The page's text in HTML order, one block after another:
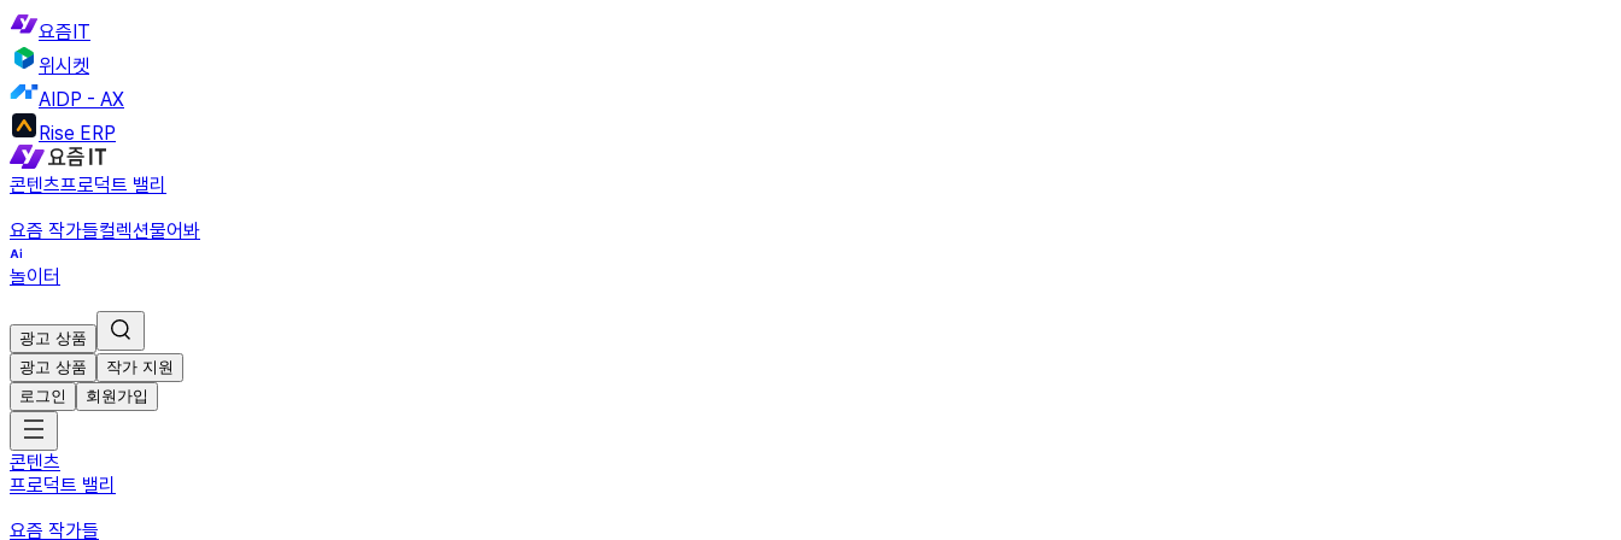
요즘IT
위시켓
AIDP - AX
Rise ERP
콘텐츠프로덕트 밸리
요즘 작가들컬렉션물어봐
놀이터
광고 상품
광고 상품
작가 지원
로그인
회원가입
콘텐츠
프로덕트 밸리
요즘 작가들